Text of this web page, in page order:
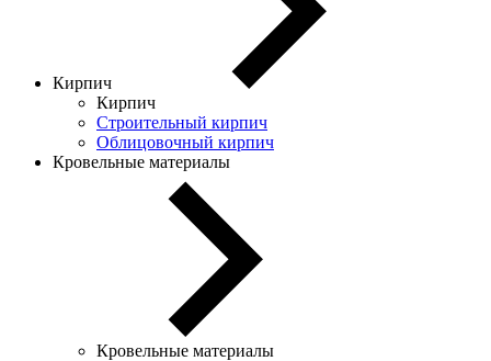
Кирпич
Кирпич
Строительный кирпич
Облицовочный кирпич
Кровельные материалы
Кровельные материалы